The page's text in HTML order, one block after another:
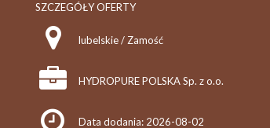
SZCZEGÓŁY OFERTY
lubelskie / Zamość
HYDROPURE POLSKA Sp. z o.o.
Data dodania: 2026-08-02